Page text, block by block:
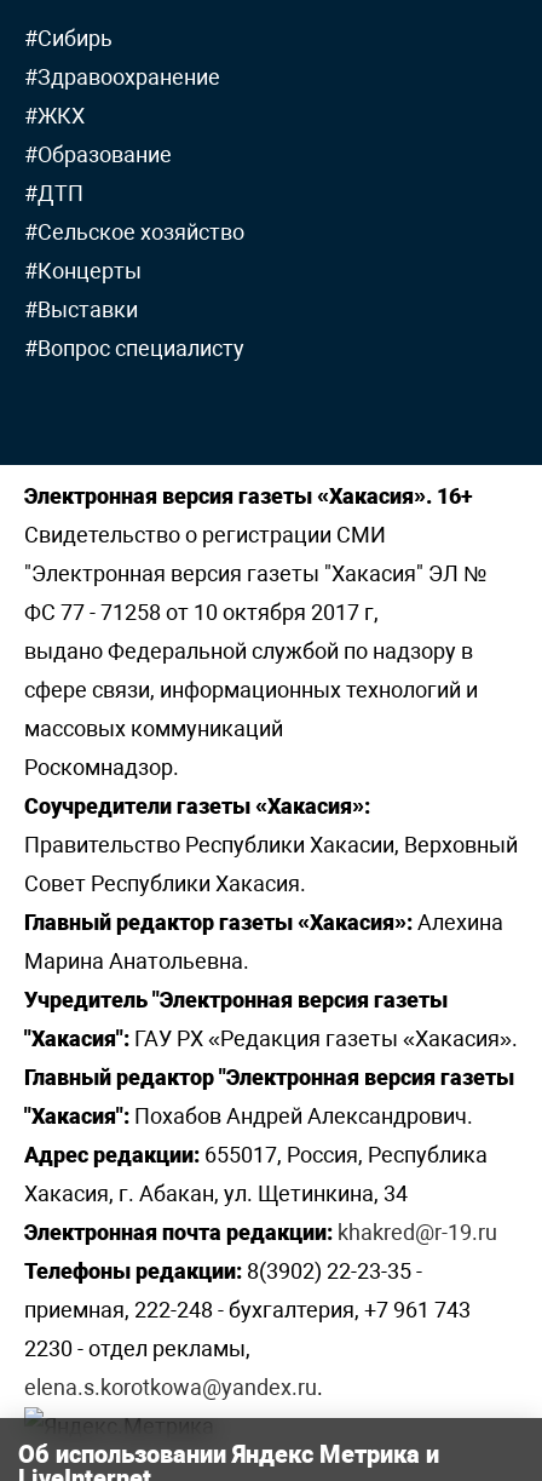
#Сибирь
#Здравоохранение
#ЖКХ
#Образование
#ДТП
#Сельское хозяйство
#Концерты
#Выставки
#Вопрос специалисту
Электронная версия газеты «Хакасия». 16+
Свидетельство о регистрации СМИ
"Электронная версия газеты "Хакасия" ЭЛ №
ФС 77 - 71258 от 10 октября 2017 г,
выдано Федеральной службой по надзору в
сфере связи, информационных технологий и
массовых коммуникаций
Роскомнадзор.
Соучредители газеты «Хакасия»:
Правительство Республики Хакасии, Верховный
Совет Республики Хакасия.
Главный редактор газеты «Хакасия»:Алехина
Марина Анатольевна.
Учредитель "Электронная версия газеты
"Хакасия": ГАУ РХ «Редакция газеты «Хакасия».
Главный редактор "Электронная версия газеты
"Хакасия": Похабов Андрей Александрович.
Адрес редакции: 655017, Россия, Республика
Хакасия, г. Абакан, ул. Щетинкина, 34
Электронная почта редакции: khakred@r-19.ru
Телефоны редакции: 8(3902) 22-23-35 -
приемная, 222-248 - бухгалтерия, +7 961 743
2230 - отдел рекламы,
elena.s.korotkowa@yandex.ru.
Об использовании Яндекс Метрика и